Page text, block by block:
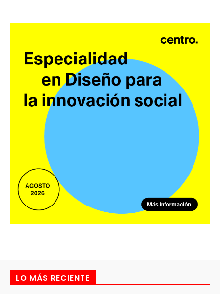
LO MÁS RECIENTE